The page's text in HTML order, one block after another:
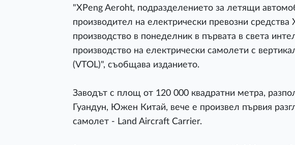
"XPeng Aeroht, подразделението за летящи
производител на електрически превозни средства
производство в понеделник в първата в света
производство на електрически самолети с
(VTOL)", съобщава изданието.
Заводът с площ от 120 000 квадратни метра,
Гуандун, Южен Китай, вече е произвел първия
самолет - Land Aircraft Carrier.